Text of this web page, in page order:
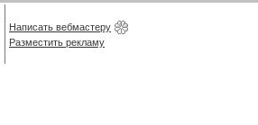
Написать вебмастеру
Разместить рекламу